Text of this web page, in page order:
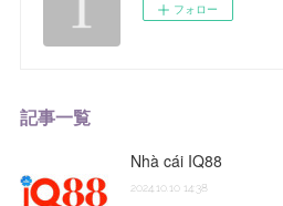
フォロー
記事一覧
Nhà cái IQ88
2024.10.10 14:38